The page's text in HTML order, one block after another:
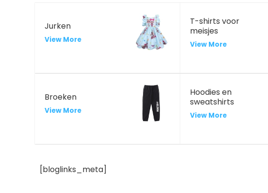
Jurken
View More
T-shirts voor
meisjes
View More
Broeken
View More
Hoodies en
sweatshirts
View More
[bloglinks_meta]